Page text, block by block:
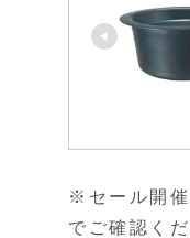
※セール開催
でご確認くだ